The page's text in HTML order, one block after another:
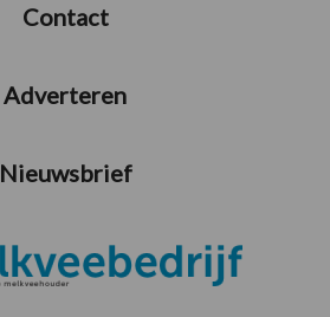
Contact
Adverteren
Nieuwsbrief